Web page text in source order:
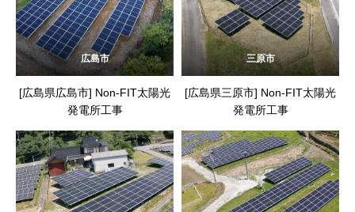
広島市
[広島県広島市] Non-FIT太陽光
発電所工事
三原市
[広島県三原市] Non-FIT太陽光
発電所工事